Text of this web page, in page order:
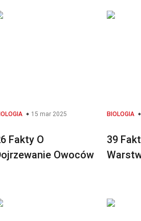
15 mar 2025
Fakty O
Owoców
BIOLOGIA
39